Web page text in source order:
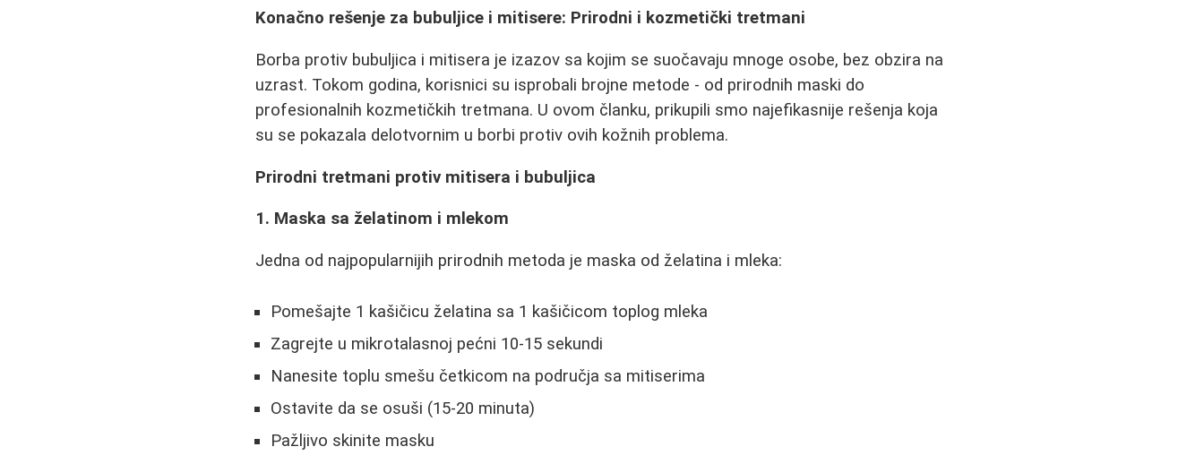
Konačno rešenje za bubuljice i mitisere: Prirodni i kozmetički tretmani
Borba protiv bubuljica i mitisera je izazov sa kojim se suočavaju mnoge osobe, bez obzira na
uzrast. Tokom godina, korisnici su isprobali brojne metode - od prirodnih maski do
profesionalnih kozmetičkih tretmana. U ovom članku, prikupili smo najefikasnije rešenja koja
su se pokazala delotvornim u borbi protiv ovih kožnih problema.
Prirodni tretmani protiv mitisera i bubuljica
1. Maska sa želatinom i mlekom
Jedna od najpopularnijih prirodnih metoda je maska od želatina i mleka:
Pomešajte 1 kašičicu želatina sa 1 kašičicom toplog mleka
Zagrejte u mikrotalasnoj pećni 10-15 sekundi
Nanesite toplu smešu četkicom na područja sa mitiserima
Ostavite da se osuši (15-20 minuta)
Pažljivo skinite masku